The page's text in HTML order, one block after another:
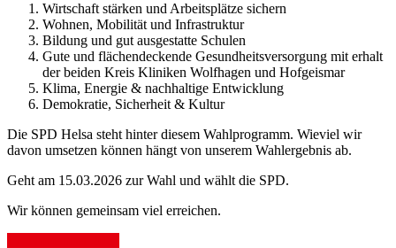
Wirtschaft stärken und Arbeitsplätze sichern
Wohnen, Mobilität und Infrastruktur
Bildung und gut ausgestatte Schulen
Gute und flächendeckende Gesundheitsversorgung mit erhalt
der beiden Kreis Kliniken Wolfhagen und Hofgeismar
Klima, Energie & nachhaltige Entwicklung
Demokratie, Sicherheit & Kultur
Die SPD Helsa steht hinter diesem Wahlprogramm. Wieviel wir
davon umsetzen können hängt von unserem Wahlergebnis ab.
Geht am 15.03.2026 zur Wahl und wählt die SPD.
Wir können gemeinsam viel erreichen.